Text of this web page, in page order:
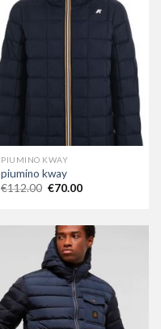
PIUMINO KWAY
piumino kway
€112.00 €70.00